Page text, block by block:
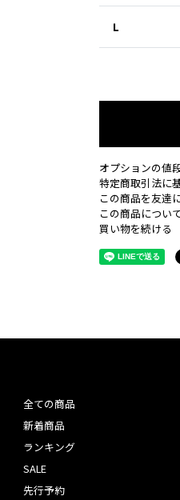
L
オプションの値
特定商取引法に
この商品を友達
この商品につい
買い物を続ける
全ての商品
新着商品
ランキング
SALE
先行予約